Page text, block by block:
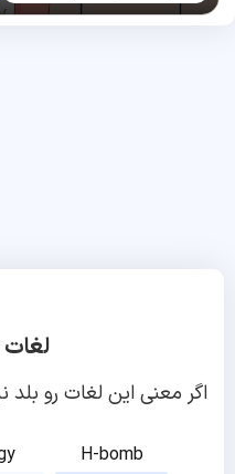
اگر معنی این لغات رو
H-bomb